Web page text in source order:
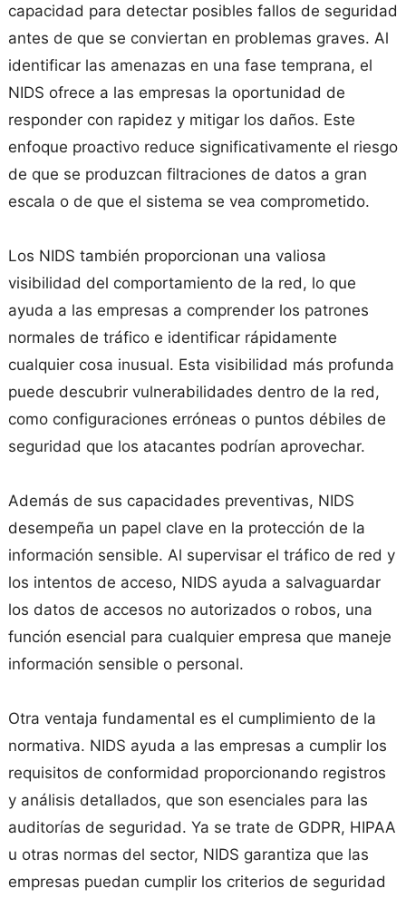
capacidad para detectar posibles fallos de seguridad
antes de que se conviertan en problemas graves. Al
identificar las amenazas en una fase temprana, el
NIDS ofrece a las empresas la oportunidad de
responder con rapidez y mitigar los daños. Este
enfoque proactivo reduce significativamente el riesgo
de que se produzcan filtraciones de datos a gran
escala o de que el sistema se vea comprometido.
Los NIDS también proporcionan una valiosa
visibilidad del comportamiento de la red, lo que
ayuda a las empresas a comprender los patrones
normales de tráfico e identificar rápidamente
cualquier cosa inusual. Esta visibilidad más profunda
puede descubrir vulnerabilidades dentro de la red,
como configuraciones erróneas o puntos débiles de
seguridad que los atacantes podrían aprovechar.
Además de sus capacidades preventivas, NIDS
desempeña un papel clave en la protección de la
información sensible. Al supervisar el tráfico de red y
los intentos de acceso, NIDS ayuda a salvaguardar
los datos de accesos no autorizados o robos, una
función esencial para cualquier empresa que maneje
información sensible o personal.
Otra ventaja fundamental es el cumplimiento de la
normativa. NIDS ayuda a las empresas a cumplir los
requisitos de conformidad proporcionando registros
y análisis detallados, que son esenciales para las
auditorías de seguridad. Ya se trate de GDPR, HIPAA
u otras normas del sector, NIDS garantiza que las
empresas puedan cumplir los criterios de seguridad